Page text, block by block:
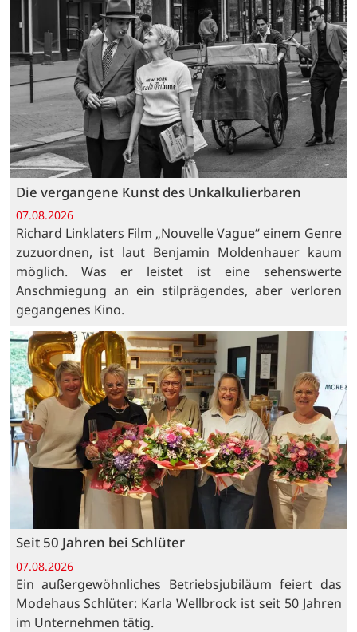
Die vergangene Kunst des Unkalkulierbaren
07.08.2026
Richard Linklaters Film „Nouvelle Vague“ einem Genre
zuzuordnen, ist laut Benjamin Moldenhauer kaum
möglich. Was er leistet ist eine sehenswerte
Anschmiegung an ein stilprägendes, aber verloren
gegangenes Kino.
Seit 50 Jahren bei Schlüter
07.08.2026
Ein außergewöhnliches Betriebsjubiläum feiert das
Modehaus Schlüter: Karla Wellbrock ist seit 50 Jahren
im Unternehmen tätig.